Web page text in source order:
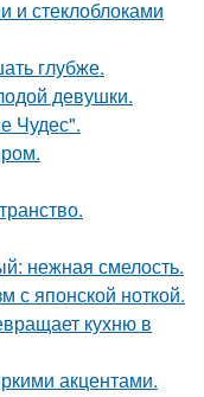
и стеклоблоками
глубже.
девушки.
Чудес".
нежная смелость.
с японской ноткой.
кухню в
акцентами.